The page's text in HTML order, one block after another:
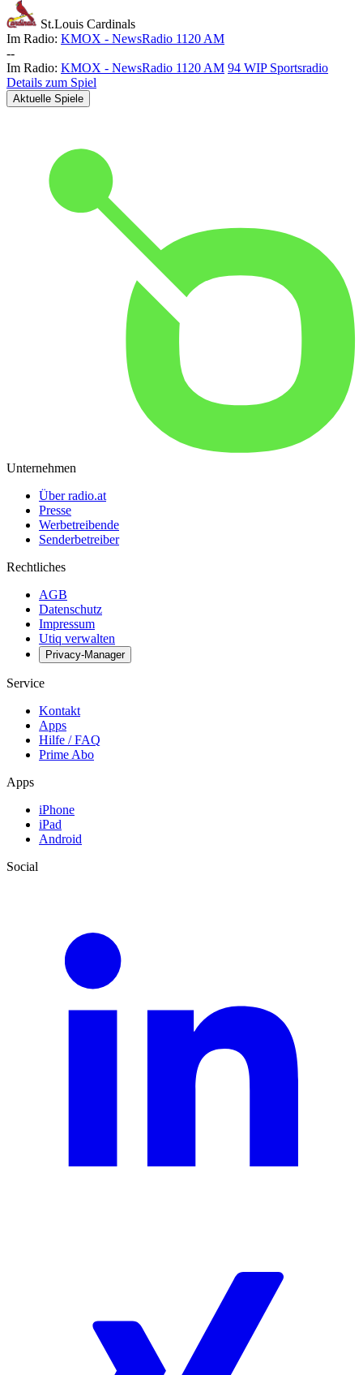
St.Louis Cardinals
Im Radio: KMOX - NewsRadio 1120 AM
--
Im Radio: KMOX - NewsRadio 1120 AM 94 WIP Sportsradio
Details zum Spiel
Aktuelle Spiele
Unternehmen
Über radio.at
Presse
Werbetreibende
Senderbetreiber
Rechtliches
AGB
Datenschutz
Impressum
Utiq verwalten
Privacy-Manager
Service
Kontakt
Apps
Hilfe / FAQ
Prime Abo
Apps
iPhone
iPad
Android
Social